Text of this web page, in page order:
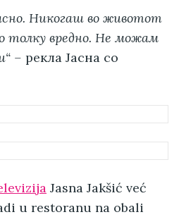
Никогаш во животот
толку вредно. Не можам
– рекла Јасна со
Jasna Jakšić već
u restoranu na obali